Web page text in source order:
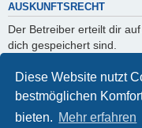
Diese Website nutzt
bestmöglichen
bieten. Mehr erfahren
AUSKUNFTSRECHT
Der Betreiber erteilt dir
dich gespeichert sind.
Du kannst jederzeit die
verlangen. Kontaktiere